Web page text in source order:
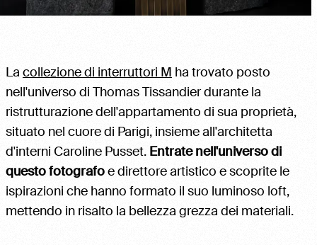
La collezione di interruttori M ha trovato posto
nell'universo di Thomas Tissandier durante la
ristrutturazione dell'appartamento di sua proprietà,
situato nel cuore di Parigi, insieme all'architetta
d'interni Caroline Pusset. Entrate nell'universo di
questo fotografoe direttore artistico e scoprite le
ispirazioni che hanno formato il suo luminoso loft,
mettendo in risalto la bellezza grezza dei materiali.